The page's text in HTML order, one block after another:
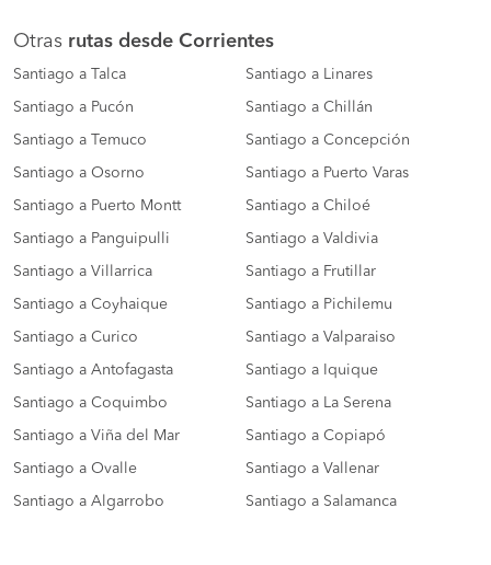
Otras rutas desde Corrientes
Santiago a Talca Santiago a Linares
Santiago a Pucón Santiago a Chillán
Santiago a Temuco Santiago a Concepción
Santiago a Osorno Santiago a Puerto Varas
Santiago a Puerto Montt Santiago a Chiloé
Santiago a Panguipulli Santiago a Valdivia
Santiago a Villarrica Santiago a Frutillar
Santiago a Coyhaique Santiago a Pichilemu
Santiago a Curico Santiago a Valparaiso
Santiago a Antofagasta Santiago a Iquique
Santiago a Coquimbo Santiago a La Serena
Santiago a Viña del Mar Santiago a Copiapó
Santiago a Ovalle Santiago a Vallenar
Santiago a Algarrobo Santiago a Salamanca